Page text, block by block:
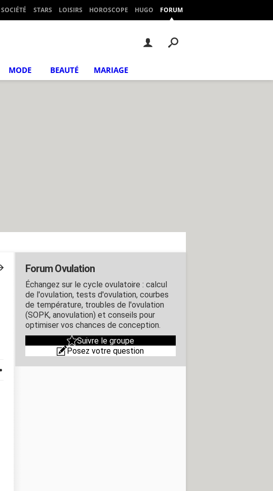
SOCIÉTÉ STARS LOISIRS HOROSCOPE HUGO FORUM
MODE BEAUTÉ MARIAGE
Forum Ovulation
Échangez sur le cycle ovulatoire : calcul
de l'ovulation, tests d'ovulation, courbes
de température, troubles de l'ovulation
(SOPK, anovulation) et conseils pour
optimiser vos chances de conception.
Suivre le groupe
Posez votre question